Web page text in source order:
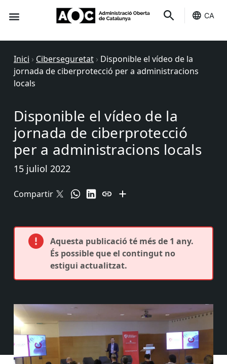
CA
Inici › Ciberseguretat › Disponible el vídeo de la
jornada de ciberprotecció per a administracions
locals
Disponible el vídeo de la
jornada de ciberprotecció
per a administracions locals
15 juliol 2022
Compartir
Aquesta publicació té més de 1 any.
És possible que el contingut no
estigui actualitzat.